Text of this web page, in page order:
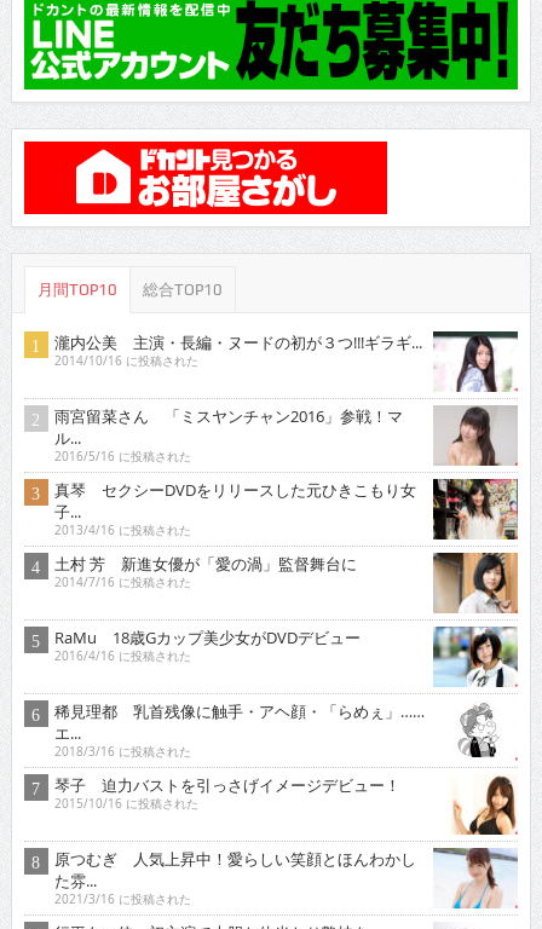
月間TOP10 総合TOP10
瀧内公美 主演・長編・ヌードの初が３つ!!!ギラギ...
2014/10/16 に投稿された
雨宮留菜さん 「ミスヤンチャン2016」参戦！マ
ル...
2016/5/16 に投稿された
真琴 セクシーDVDをリリースした元ひきこもり女
子...
2013/4/16 に投稿された
土村 芳 新進女優が「愛の渦」監督舞台に
2014/7/16 に投稿された
RaMu 18歳Gカップ美少女がDVDデビュー
2016/4/16 に投稿された
稀見理都 乳首残像に触手・アヘ顔・「らめぇ」……
エ...
2018/3/16 に投稿された
琴子 迫力バストを引っさげイメージデビュー！
2015/10/16 に投稿された
原つむぎ 人気上昇中！愛らしい笑顔とほんわかし
た雰...
2021/3/16 に投稿された